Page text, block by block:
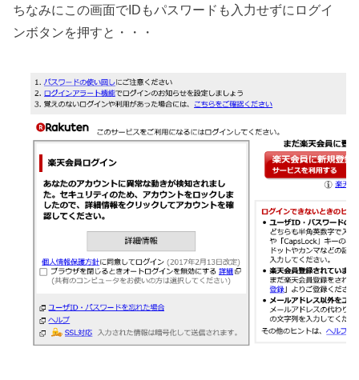
ちなみにこの画面でIDもパスワードも入力せずにログイ
ンボタンを押すと・・・